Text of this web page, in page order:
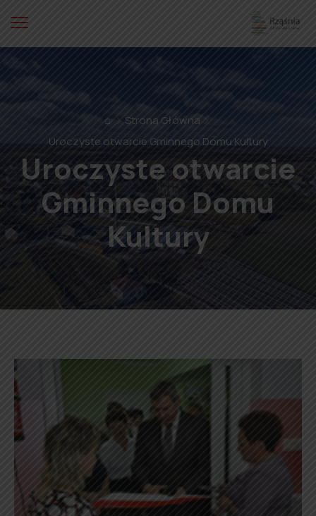
⌂
Strona Główna
Uroczyste otwarcie Gminnego Domu Kultury
Uroczyste otwarcie
Gminnego Domu
Kultury